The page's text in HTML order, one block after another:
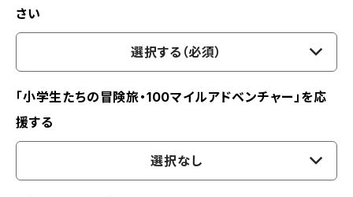
さい
選択する（必須）
「小学生たちの冒険旅・100マイルアドベンチャー」を応
援する
選択なし